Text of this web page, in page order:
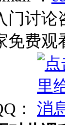
：
对此
到解答
一咨询